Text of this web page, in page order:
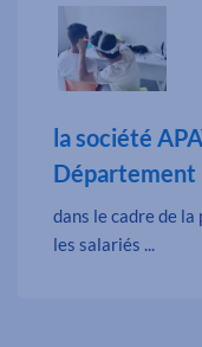
la société
dans le cadre de
les salariés ...